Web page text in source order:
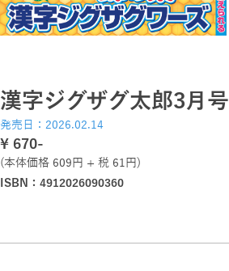
漢字ジグザグ太郎3月号
発売日：2026.02.14
\ 670-
(本体価格 609円 + 税 61円)
ISBN：4912026090360